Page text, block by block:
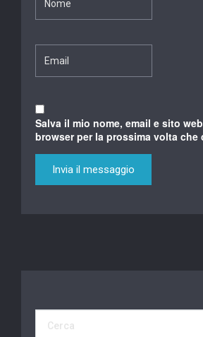
Salva il mio nome, email e sito
browser per la prossima volta che